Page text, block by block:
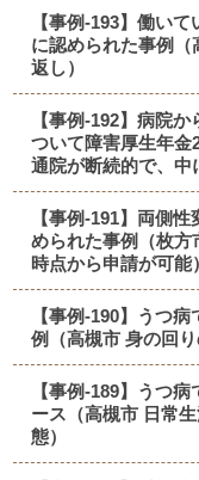
【事例-193】働い
に認められた事例（
返し）
【事例-192】病院
ついて障害厚生年金
通院が断続的で、中
【事例-191】両側
められた事例（枚方
時点から申請が可能）
【事例-190】うつ
例（高槻市 身の回
【事例-189】うつ
ース（高槻市 日常
態）